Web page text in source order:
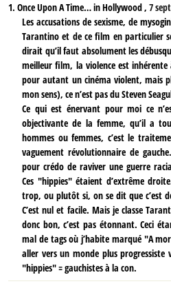
1. Once Upon A Time… in Hollywood ,7
Les accusations de sexisme, de
Tarantino et de ce film en particulier
dirait qu’il faut absolument les
meilleur film, la violence est inhérente
pour autant un cinéma violent, mais
mon sens), ce n’est pas du Steven
Ce qui est énervant pour moi ce
objectivante de la femme, qu’il a
hommes ou femmes, c’est le
vaguement révolutionnaire de
pour crédo de raviver une guerre
Ces "hippies" étaient d’extrême
trop, ou plutôt si, on se dit que c’est
C’est nul et facile. Mais je classe
donc bon, c’est pas étonnant. Ceci
mal de tags où j’habite marqué "A
aller vers un monde plus progressiste
"hippies" = gauchistes à la con.